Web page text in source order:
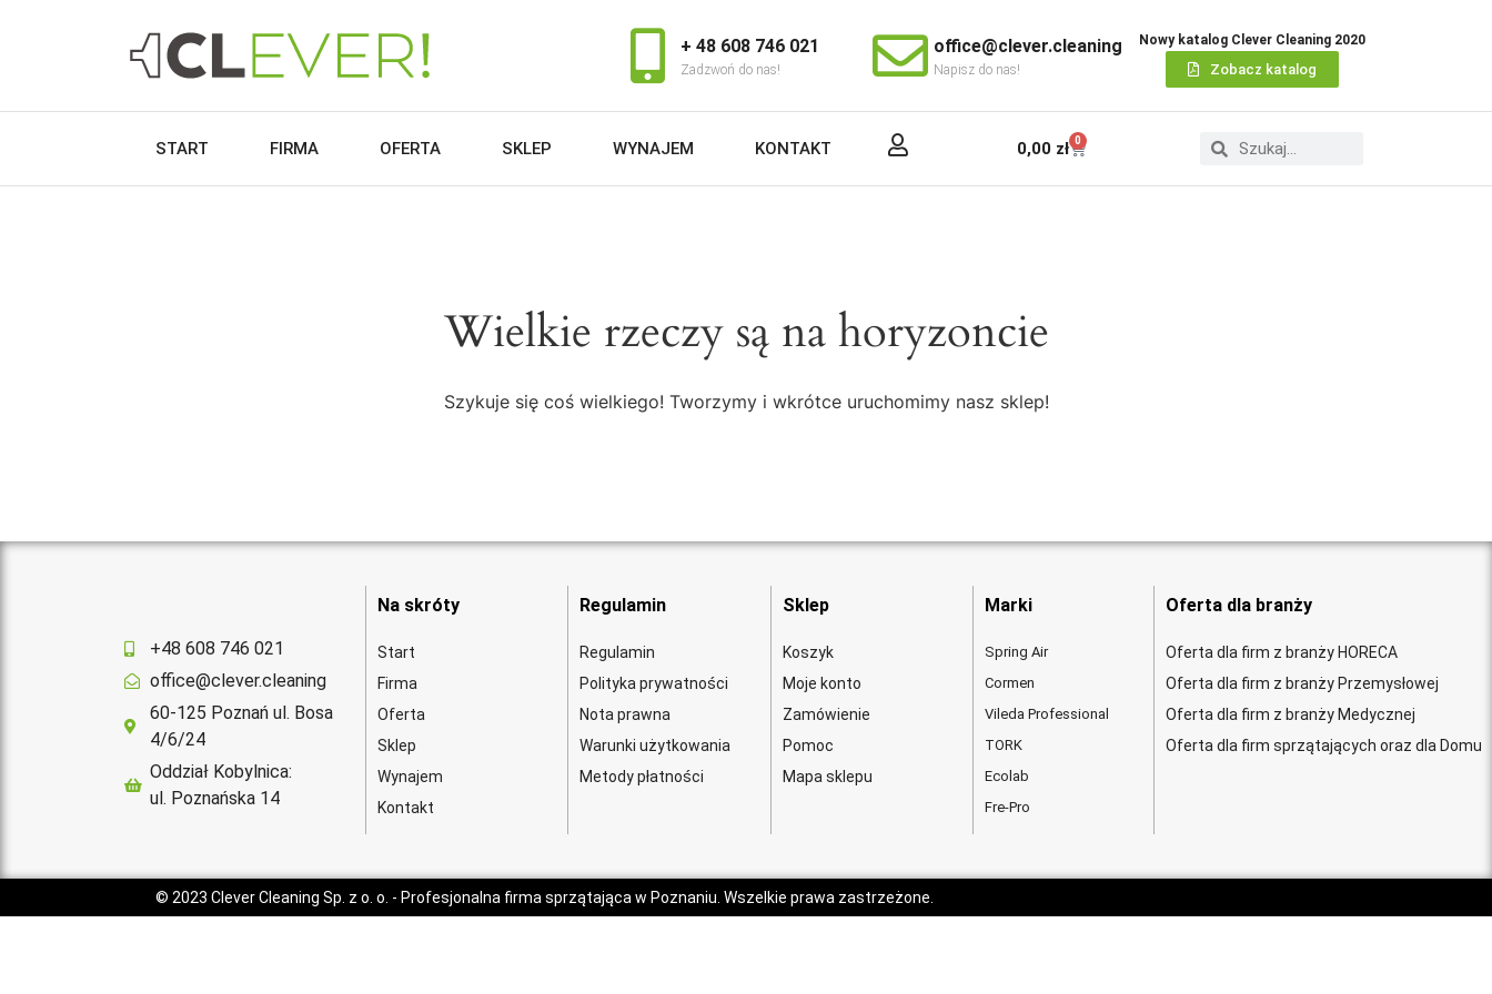
+ 48 608 746 021
Zadzwoń do nas!
office@clever.cleaning
Napisz do nas!
Nowy katalog Clever Cleaning 2020
Zobacz katalog
START FIRMA OFERTA SKLEP WYNAJEM KONTAKT 0,00 zł 0
Wielkie rzeczy są na horyzoncie
Szykuje się coś wielkiego! Tworzymy i wkrótce uruchomimy nasz sklep!
+48 608 746 021
office@clever.cleaning
60-125 Poznań ul. Bosa
4/6/24
Oddział Kobylnica:
ul. Poznańska 14
Na skróty
Start
Firma
Oferta
Sklep
Wynajem
Kontakt
Regulamin
Regulamin
Polityka prywatności
Nota prawna
Warunki użytkowania
Metody płatności
Sklep
Koszyk
Moje konto
Zamówienie
Pomoc
Mapa sklepu
Marki
Spring Air
Cormen
Vileda Professional
TORK
Ecolab
Fre-Pro
Oferta dla branży
Oferta dla firm z branży HORECA
Oferta dla firm z branży Przemysłowej
Oferta dla firm z branży Medycznej
Oferta dla firm sprzątających oraz dla Domu
© 2023 Clever Cleaning Sp. z o. o. - Profesjonalna firma sprzątająca w Poznaniu. Wszelkie prawa zastrzeżone.